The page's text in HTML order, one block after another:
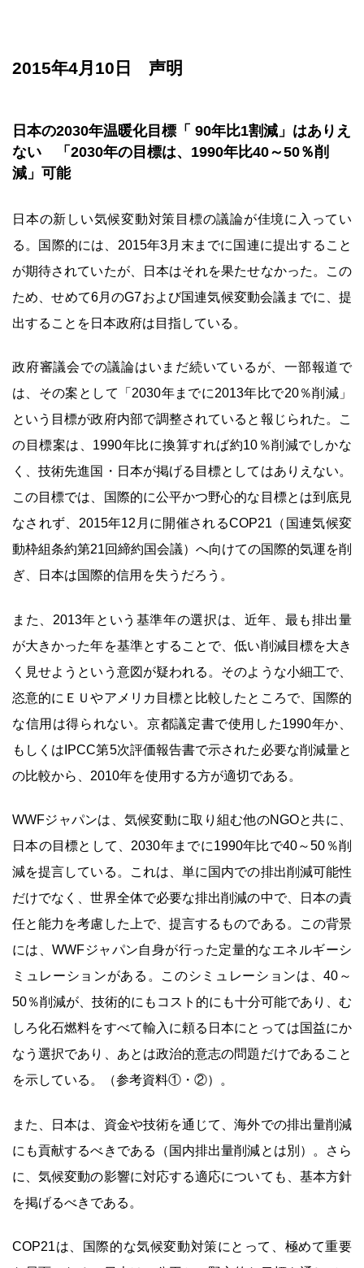
2015年4月10日 声明
日本の2030年温暖化目標「 90年比1割減」はありえ
ない 「2030年の目標は、1990年比40～50％削
減」可能
日本の新しい気候変動対策目標の議論が佳境に入ってい
る。国際的には、2015年3月末までに国連に提出すること
が期待されていたが、日本はそれを果たせなかった。この
ため、せめて6月のG7および国連気候変動会議までに、提
出することを日本政府は目指している。
政府審議会での議論はいまだ続いているが、一部報道で
は、その案として「2030年までに2013年比で20％削減」
という目標が政府内部で調整されていると報じられた。こ
の目標案は、1990年比に換算すれば約10％削減でしかな
く、技術先進国・日本が掲げる目標としてはありえない。
この目標では、国際的に公平かつ野心的な目標とは到底見
なされず、2015年12月に開催されるCOP21（国連気候変
動枠組条約第21回締約国会議）へ向けての国際的気運を削
ぎ、日本は国際的信用を失うだろう。
また、2013年という基準年の選択は、近年、最も排出量
が大きかった年を基準とすることで、低い削減目標を大き
く見せようという意図が疑われる。そのような小細工で、
恣意的にＥＵやアメリカ目標と比較したところで、国際的
な信用は得られない。京都議定書で使用した1990年か、
もしくはIPCC第5次評価報告書で示された必要な削減量と
の比較から、2010年を使用する方が適切である。
WWFジャパンは、気候変動に取り組む他のNGOと共に、
日本の目標として、2030年までに1990年比で40～50％削
減を提言している。これは、単に国内での排出削減可能性
だけでなく、世界全体で必要な排出削減の中で、日本の責
任と能力を考慮した上で、提言するものである。この背景
には、WWFジャパン自身が行った定量的なエネルギーシ
ミュレーションがある。このシミュレーションは、40～
50％削減が、技術的にもコスト的にも十分可能であり、む
しろ化石燃料をすべて輸入に頼る日本にとっては国益にか
なう選択であり、あとは政治的意志の問題だけであること
を示している。（参考資料①・②）。
また、日本は、資金や技術を通じて、海外での排出量削減
にも貢献するべきである（国内排出量削減とは別）。さら
に、気候変動の影響に対応する適応についても、基本方針
を掲げるべきである。
COP21は、国際的な気候変動対策にとって、極めて重要